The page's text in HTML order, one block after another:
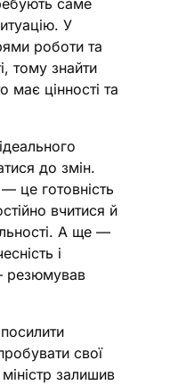
У
роботи та
тому знайти
цінності та
до змін.
це готовність
вчитися й
А ще —
і
резюмував
свої
залишив